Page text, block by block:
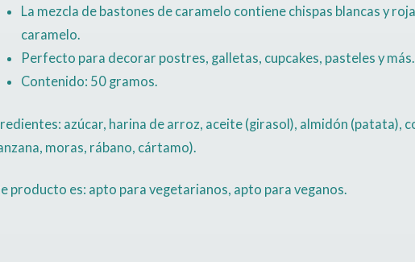
La mezcla de bastones de caramelo contiene chispas blancas y
caramelo.
Perfecto para decorar postres, galletas, cupcakes, pasteles y más.
Contenido: 50 gramos.
azúcar, harina de arroz, aceite (girasol), almidón (patata),
moras, rábano, cártamo).
producto es: apto para vegetarianos, apto para veganos.